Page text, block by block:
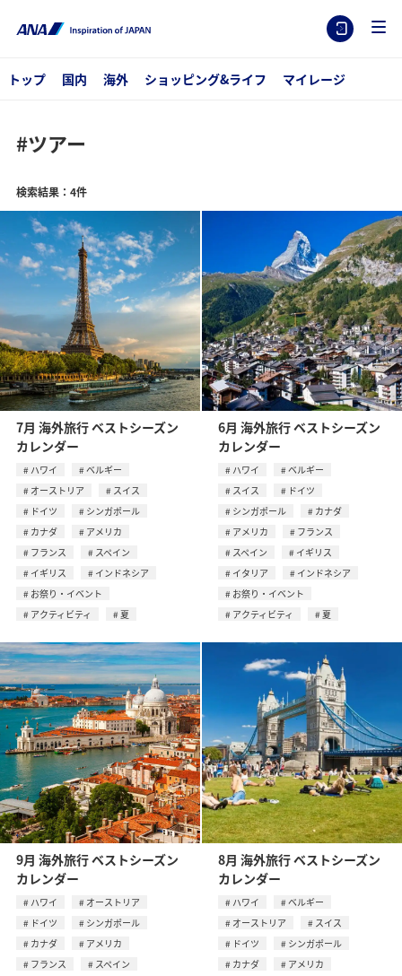
トップ 国内 海外 ショッピング&ライフ マイレージ
#ツアー
検索結果：4件
7月 海外旅行 ベストシーズン
カレンダー
ハワイ
ベルギー
オーストリア
スイス
ドイツ
シンガポール
カナダ
アメリカ
フランス
スペイン
イギリス
インドネシア
お祭り・イベント
アクティビティ
夏
6月 海外旅行 ベストシーズン
カレンダー
ハワイ
ベルギー
スイス
ドイツ
シンガポール
カナダ
アメリカ
フランス
スペイン
イギリス
イタリア
インドネシア
お祭り・イベント
アクティビティ
夏
9月 海外旅行 ベストシーズン
カレンダー
ハワイ
オーストリア
ドイツ
シンガポール
カナダ
アメリカ
フランス
スペイン
8月 海外旅行 ベストシーズン
カレンダー
ハワイ
ベルギー
オーストリア
スイス
ドイツ
シンガポール
カナダ
アメリカ